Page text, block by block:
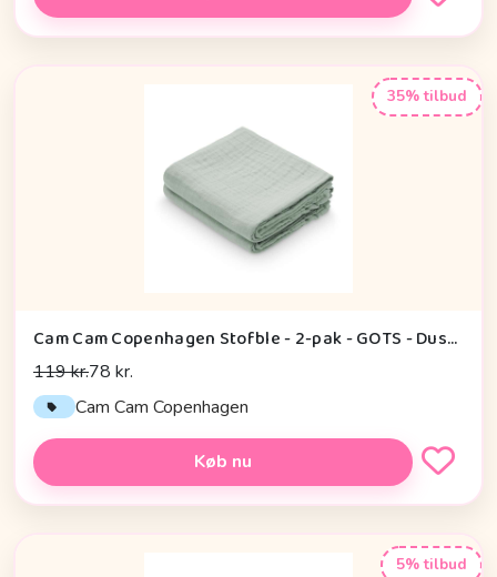
35% tilbud
Cam Cam Copenhagen Stofble - 2-pak - GOTS - Dusty Green
119 kr.78 kr.
Cam Cam Copenhagen
Køb nu
5% tilbud